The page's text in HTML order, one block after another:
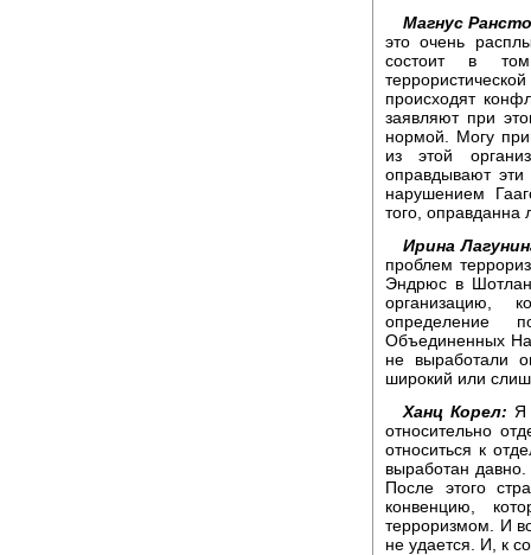
Магнус
это очень
состоит в
происходят
заявляют при
нормой. Могу
из этой
оправдывают
нарушением
того, оправданна
Ирина
проблем
Эндрюс в
организацию,
определение
Объединенных
не выработали
широкий или
Ханц Корел: Я
относительно
относиться к
выработан
После этого
конвенцию,
терроризмом. И
не удается. И, к